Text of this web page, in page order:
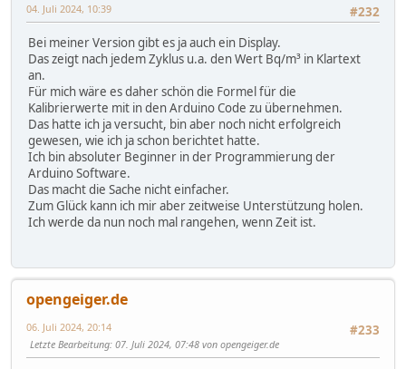
int out = A0;
int adcValue = 0;
unsigned long timeStart, timeStop, dt;
float volt;
pinMode(out, OUTPUT);
digitalWrite(out, LOW); // discharge
delay(1000);
digitalWrite(out, HIGH);
pinMode(out, INPUT);
delay(1000);
volt = 0;
timeStart = millis();
volt = (float) adcValue*5/1023.0;
dt=(timeStop-timeStart)/1000.0;
}
#232
04. Juli 2024, 10:39
Bei meiner Version gibt es ja auch ein Display.
Das zeigt nach jedem Zyklus u.a. den Wert Bq/m³ in Klartext
an.
Für mich wäre es daher schön die Formel für die
Kalibrierwerte mit in den Arduino Code zu übernehmen.
Das hatte ich ja versucht, bin aber noch nicht erfolgreich
gewesen, wie ich ja schon berichtet hatte.
Ich bin absoluter Beginner in der Programmierung der
Arduino Software.
Das macht die Sache nicht einfacher.
Zum Glück kann ich mir aber zeitweise Unterstützung holen.
Ich werde da nun noch mal rangehen, wenn Zeit ist.
opengeiger.de
#233
06. Juli 2024, 20:14
Letzte Bearbeitung: 07. Juli 2024, 07:48 von opengeiger.de